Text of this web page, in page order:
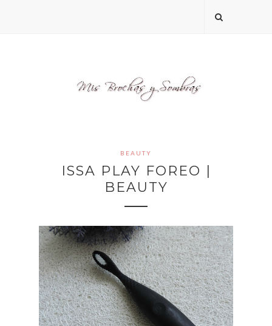
BEAUTY
ISSA PLAY FOREO |
BEAUTY